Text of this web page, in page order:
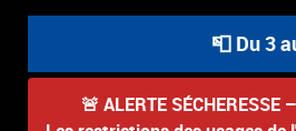
📮 Du 3
🚨 ALERTE SÉCHERESSE